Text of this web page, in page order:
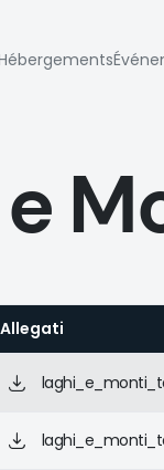
Allegati